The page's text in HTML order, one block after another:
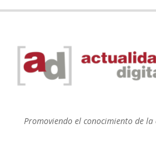
Promoviendo el conocimiento de